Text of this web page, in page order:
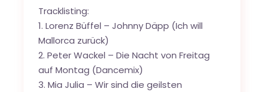
Tracklisting:
1. Lorenz Büffel – Johnny Däpp (Ich will
Mallorca zurück)
2. Peter Wackel – Die Nacht von Freitag
auf Montag (Dancemix)
3. Mia Julia – Wir sind die geilsten